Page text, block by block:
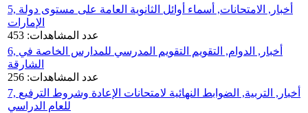
5, أخبار, الامتحانات, أسماء أوائل الثانوية العامة على مستوى دولة
الإمارات
عدد المشاهدات: 453
6, أخبار, الدوام, التقويم التقويم المدرسي للمدارس الخاصة في
الشارقة
عدد المشاهدات: 256
7, أخبار, التربية, الضوابط النهائية لامتحانات الإعادة وشروط الترفيع
للعام الدراسي